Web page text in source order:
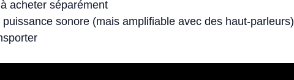
acheter séparément
sonore (mais amplifiable avec des haut-parleurs)